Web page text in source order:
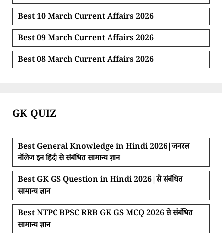
Best 10 March Current Affairs 2026
Best 09 March Current Affairs 2026
Best 08 March Current Affairs 2026
GK QUIZ
Best General Knowledge in Hindi 2026|जनरल
नॉलेज इन हिंदी से संबंधित सामान्य ज्ञान
Best GK GS Question in Hindi 2026|से संबंधित
सामान्य ज्ञान
Best NTPC BPSC RRB GK GS MCQ 2026 से संबंधित
सामान्य ज्ञान